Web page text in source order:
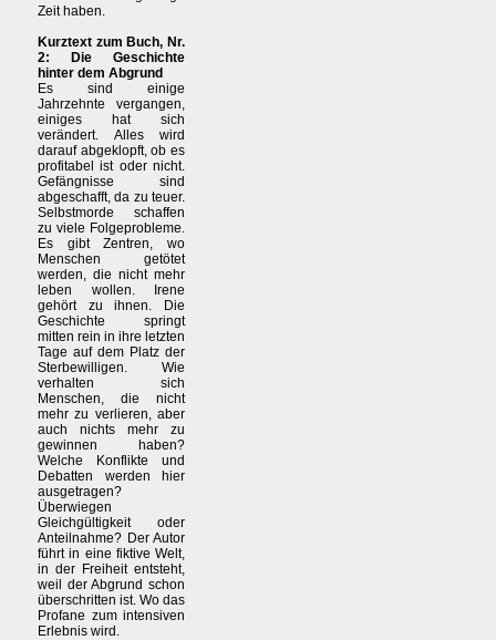
Zeit haben.
Kurztext zum Buch, Nr.
2: Die Geschichte
hinter dem Abgrund
Es sind einige
Jahrzehnte vergangen,
einiges hat sich
verändert. Alles wird
darauf abgeklopft, ob es
profitabel ist oder nicht.
Gefängnisse sind
abgeschafft, da zu teuer.
Selbstmorde schaffen
zu viele Folgeprobleme.
Es gibt Zentren, wo
Menschen getötet
werden, die nicht mehr
leben wollen. Irene
gehört zu ihnen. Die
Geschichte springt
mitten rein in ihre letzten
Tage auf dem Platz der
Sterbewilligen. Wie
verhalten sich
Menschen, die nicht
mehr zu verlieren, aber
auch nichts mehr zu
gewinnen haben?
Welche Konflikte und
Debatten werden hier
ausgetragen?
Überwiegen
Gleichgültigkeit oder
Anteilnahme? Der Autor
führt in eine fiktive Welt,
in der Freiheit entsteht,
weil der Abgrund schon
überschritten ist. Wo das
Profane zum intensiven
Erlebnis wird.